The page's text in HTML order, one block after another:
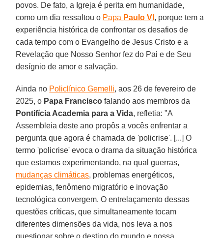
povos. De fato, a Igreja é perita em humanidade,
como um dia ressaltou o Papa Paulo VI , porque tem a
experiência histórica de confrontar os desafios de
cada tempo com o Evangelho de Jesus Cristo e a
Revelação que Nosso Senhor fez do Pai e de Seu
desígnio de amor e salvação.
Ainda no Policlínico Gemelli, aos 26 de fevereiro de
2025, o Papa Francisco falando aos membros da
Pontifícia Academia para a Vida, refletia: "A
Assembleia deste ano propôs a vocês enfrentar a
pergunta que agora é chamada de 'policrise'. [...] O
termo 'policrise' evoca o drama da situação histórica
que estamos experimentando, na qual guerras,
mudanças climáticas, problemas energéticos,
epidemias, fenômeno migratório e inovação
tecnológica convergem. O entrelaçamento dessas
questões críticas, que simultaneamente tocam
diferentes dimensões da vida, nos leva a nos
questionar sobre o destino do mundo e nossa